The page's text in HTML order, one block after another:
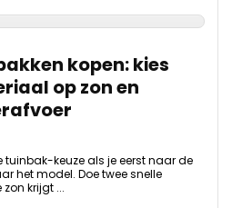
kopen: kies
op zon en
keuze als je eerst naar de
het model. Doe twee snelle
krijgt ...